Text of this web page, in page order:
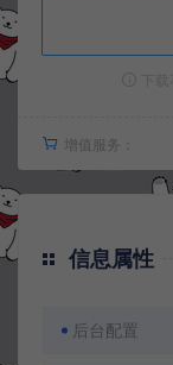
增值服务：
信息属性
后台配置